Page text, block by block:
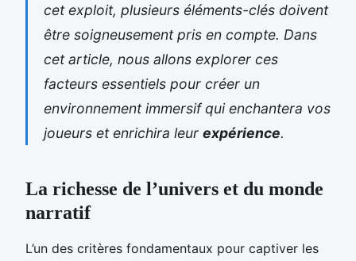
cet exploit, plusieurs éléments-clés doivent
être soigneusement pris en compte. Dans
cet article, nous allons explorer ces
facteurs essentiels pour créer un
environnement immersif qui enchantera vos
joueurs et enrichira leur expérience.
La richesse de l’univers et du monde
narratif
L’un des critères fondamentaux pour captiver les